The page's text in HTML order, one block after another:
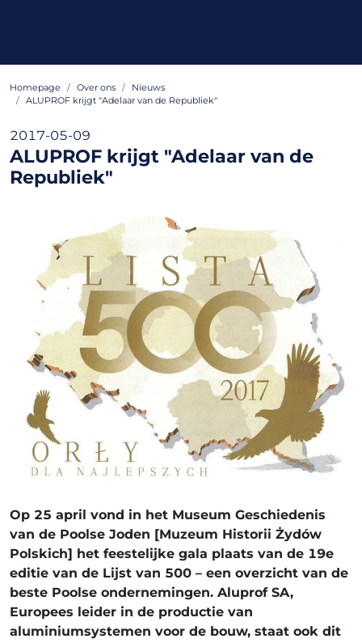
Homepage Over ons
Nieuws
ALUPROF krijgt "Adelaar van de Republiek"
2017-05-09
ALUPROF krijgt "Adelaar van de
Republiek"
Op 25 april vond in het Museum Geschiedenis
van de Poolse Joden [Muzeum Historii Żydów
Polskich] het feestelijke gala plaats van de 19e
editie van de Lijst van 500 – een overzicht van de
beste Poolse ondernemingen. Aluprof SA,
Europees leider in de productie van
aluminiumsystemen voor de bouw, staat ook dit